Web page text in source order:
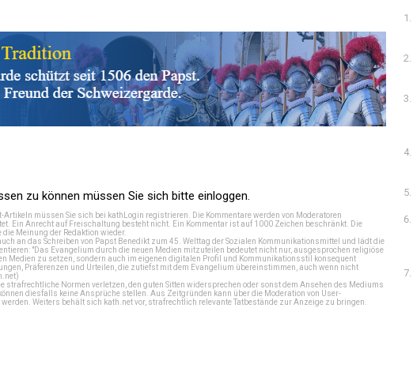
zu können müssen Sie sich bitte einloggen.
Artikeln müssen Sie sich bei kathLogin registrieren . Die Kommentare werden von Moderatoren
Ein Anrecht auf Freischaltung besteht nicht. Ein Kommentar ist auf 1000 Zeichen beschränkt. Die
Meinung der Redaktion wieder.
an das Schreiben von Papst Benedikt zum 45. Welttag der Sozialen Kommunikationsmittel und lädt die
"Das Evangelium durch die neuen Medien mitzuteilen bedeutet nicht nur, ausgesprochen religiöse
Medien zu setzen, sondern auch im eigenen digitalen Profil und Kommunikationsstil konsequent
Präferenzen und Urteilen, die zutiefst mit dem Evangelium übereinstimmen, auch wenn nicht
)
strafrechtliche Normen verletzen, den guten Sitten widersprechen oder sonst dem Ansehen des Mediums
diesfalls keine Ansprüche stellen. Aus Zeitgründen kann über die Moderation von User-
Weiters behält sich kath.net vor, strafrechtlich relevante Tatbestände zur Anzeige zu bringen.